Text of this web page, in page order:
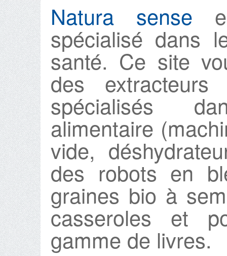
Natura sense
spécialisé dans
santé. Ce site
des
spécialisés
alimentaire
vide,
des robots en
graines bio à
casseroles et
gamme de livres.